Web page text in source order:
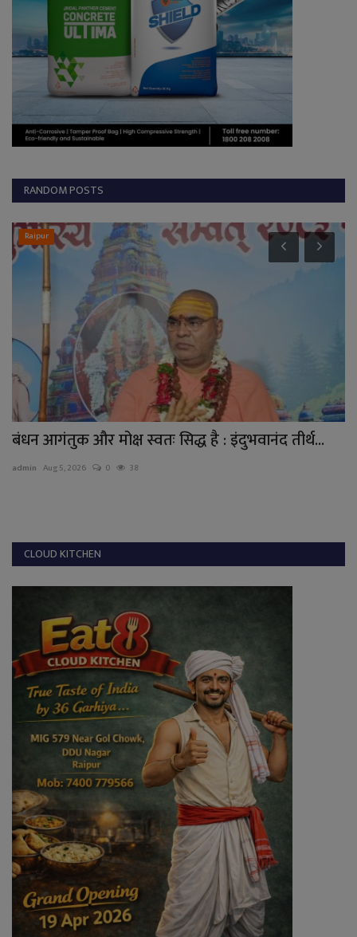
RANDOM POSTS
Raipur
बंधन आगंतुक और मोक्ष स्वतः सिद्ध है : इंदुभवानंद तीर्थ...
admin Aug 5, 2026 0 38
CLOUD KITCHEN